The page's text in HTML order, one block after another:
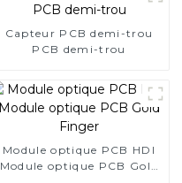
Capteur PCB demi-trou
PCB demi-trou
Module optique PCB HDI
Module optique PCB Gold